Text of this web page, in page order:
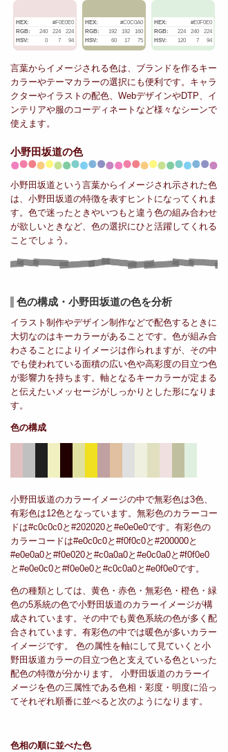
HEX:
#F0E0E0
RGB:
240 224
224
HSV:
0 7 94
HEX:
#C0C0A0
RGB:
192 192
160
HSV:
60 17 75
HEX:
#E0F0E0
RGB:
224 240
224
HSV:
120 7 94
言葉からイメージされる色は、ブランドを作るキー
カラーやテーマカラーの選択にも便利です。キャラ
クターやイラストの配色、WebデザインやDTP、イ
ンテリアや服のコーディネートなど様々なシーンで
使えます。
小野田坂道の色
小野田坂道という言葉からイメージされ示された色
は、小野田坂道の特徴を表すヒントになってくれま
す。色で迷ったときやいつもと違う色の組み合わせ
が欲しいときなど、色の選択にひと活躍してくれる
ことでしょう。
色の構成・小野田坂道の色を分析
イラスト制作やデザイン制作などで配色するときに
大切なのはキーカラーがあることです。色が組み合
わさることによりイメージは作られますが、その中
でも使われている面積の広い色や高彩度の目立つ色
が影響力を持ちます。軸となるキーカラーが定まる
と伝えたいメッセージがしっかりとした形になりま
す。
色の構成
小野田坂道のカラーイメージの中で無彩色は3色、
有彩色は12色となっています。無彩色のカラーコー
ドは#c0c0c0と#202020と#e0e0e0です。有彩色の
カラーコードは#e0c0c0と#f0f0c0と#200000と
#e0e0a0と#f0e020と#c0a0a0と#e0c0a0と#f0f0e0
と#e0e0c0と#f0e0e0と#c0c0a0と#e0f0e0です。
色の種類としては、黄色・赤色・無彩色・橙色・緑
色の5系統の色で小野田坂道のカラーイメージが構
成されています。その中でも黄色系統の色が多く配
合されています。有彩色の中では暖色が多いカラー
イメージです。 色の属性を軸にして見ていくと小
野田坂道カラーの目立つ色と支えている色といった
配色の特徴が分かります。 小野田坂道のカラーイ
メージを色の三属性である色相・彩度・明度に沿っ
てそれぞれ順番に並べると次のようになります。
色相の順に並べた色